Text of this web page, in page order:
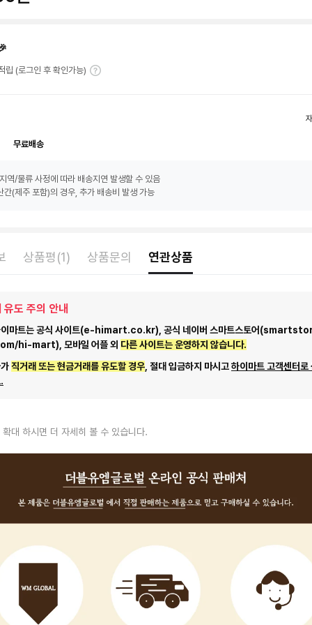
립 (로그인 후 확인가능)
무료배송
역/물류 사정에 따라 배송지연 발생할 수 있음
간(제주 포함)의 경우, 추가 배송비 발생 가능
상품평(1) 상품문의 연관상품
유도 주의 안내
이마트는 공식 사이트(e-himart.co.kr), 공식 네이버 스마트스토어
hi-mart), 모바일 어플 외 다른 사이트는 운영하지 않습니다.
직거래 또는 현금거래를 유도할 경우 , 절대 입금하지 마시고하이마트 고객센터로
대 하시면 더 자세히 볼 수 있습니다.